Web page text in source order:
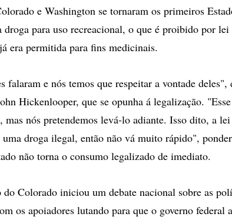
e Washington se tornaram os primeiros
droga para uso recreacional, o que é proibido por
era permitida para fins medicinais.
falaram e nós temos que respeitar a vontade deles",
Hickenlooper, que se opunha á legalização.
mas nós pretendemos levá-lo adiante. Isso dito, a
droga ilegal, então não vá muito rápido",
não torna o consumo legalizado de imediato.
do Colorado iniciou um debate nacional sobre as
os apoiadores lutando para que o governo federal